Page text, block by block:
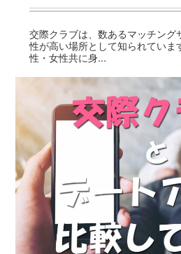
交際クラブは、数あるマッチング
性が高い場所として知られていま
性・女性共に身...